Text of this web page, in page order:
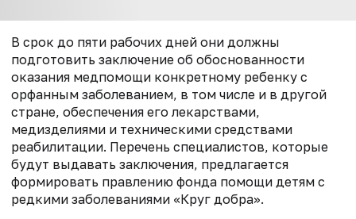
В срок до пяти рабочих дней они должны
подготовить заключение об обоснованности
оказания медпомощи конкретному ребенку с
орфанным заболеванием, в том числе и в другой
стране, обеспечения его лекарствами,
медизделиями и техническими средствами
реабилитации. Перечень специалистов, которые
будут выдавать заключения, предлагается
формировать правлению фонда помощи детям с
редкими заболеваниями «Круг добра».